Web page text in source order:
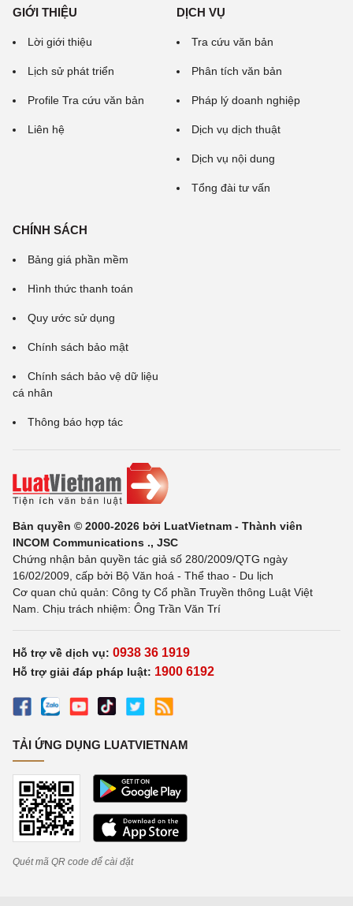
GIỚI THIỆU
Lời giới thiệu
Lịch sử phát triển
Profile Tra cứu văn bản
Liên hệ
DỊCH VỤ
Tra cứu văn bản
Phân tích văn bản
Pháp lý doanh nghiệp
Dịch vụ dịch thuật
Dịch vụ nội dung
Tổng đài tư vấn
CHÍNH SÁCH
Bảng giá phần mềm
Hình thức thanh toán
Quy ước sử dụng
Chính sách bảo mật
Chính sách bảo vệ dữ liệu
cá nhân
Thông báo hợp tác
Bản quyền © 2000-2026 bởi LuatVietnam - Thành viên
INCOM Communications ., JSC
Chứng nhận bản quyền tác giả số 280/2009/QTG ngày
16/02/2009, cấp bởi Bộ Văn hoá - Thể thao - Du lịch
Cơ quan chủ quản: Công ty Cổ phần Truyền thông Luật Việt
Nam. Chịu trách nhiệm: Ông Trần Văn Trí
Hỗ trợ về dịch vụ: 0938 36 1919
Hỗ trợ giải đáp pháp luật: 1900 6192
TẢI ỨNG DỤNG LUATVIETNAM
Quét mã QR code để cài đặt